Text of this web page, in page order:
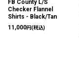
FB County L/S
Checker Flannel
Shirts - Black/Tan
11,000円(税込)